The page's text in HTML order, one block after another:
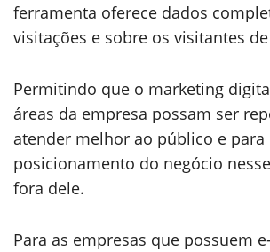
ferramenta oferece dados
visitações e sobre os visitantes
Permitindo que o marketing
áreas da empresa possam ser
atender melhor ao público e
posicionamento do negócio
fora dele.
Para as empresas que possuem